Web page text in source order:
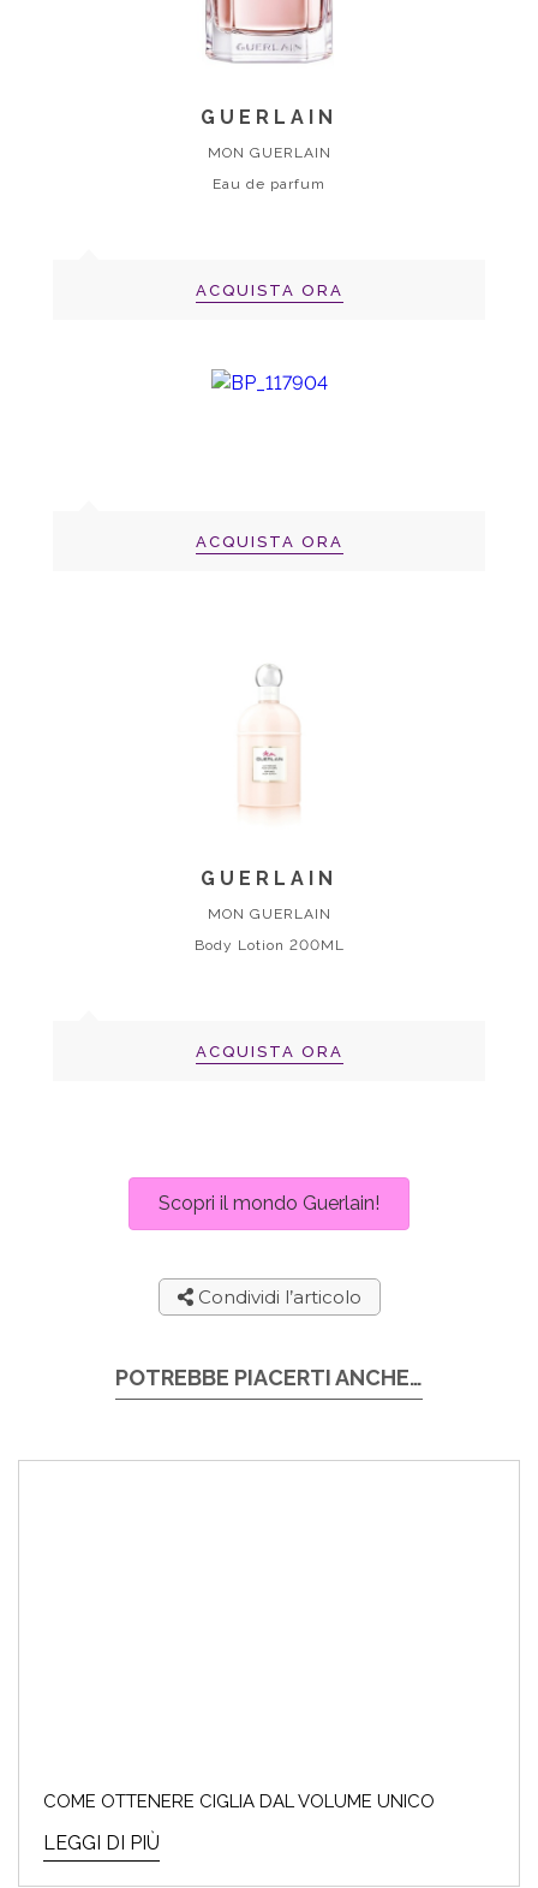
GUERLAIN
MON GUERLAIN
Eau de parfum
ACQUISTA ORA
ACQUISTA ORA
GUERLAIN
MON GUERLAIN
Body Lotion 200ML
ACQUISTA ORA
Scopri il mondo Guerlain!
Condividi l’articolo
POTREBBE PIACERTI ANCHE…
COME OTTENERE CIGLIA DAL VOLUME UNICO
LEGGI DI PIÙ